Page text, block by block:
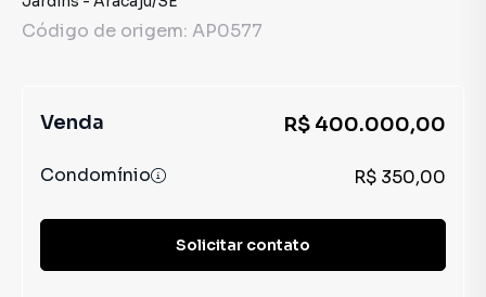
Código de origem: AP0577
Venda R$ 400.000,00
Condomínio R$ 350,00
Solicitar contato